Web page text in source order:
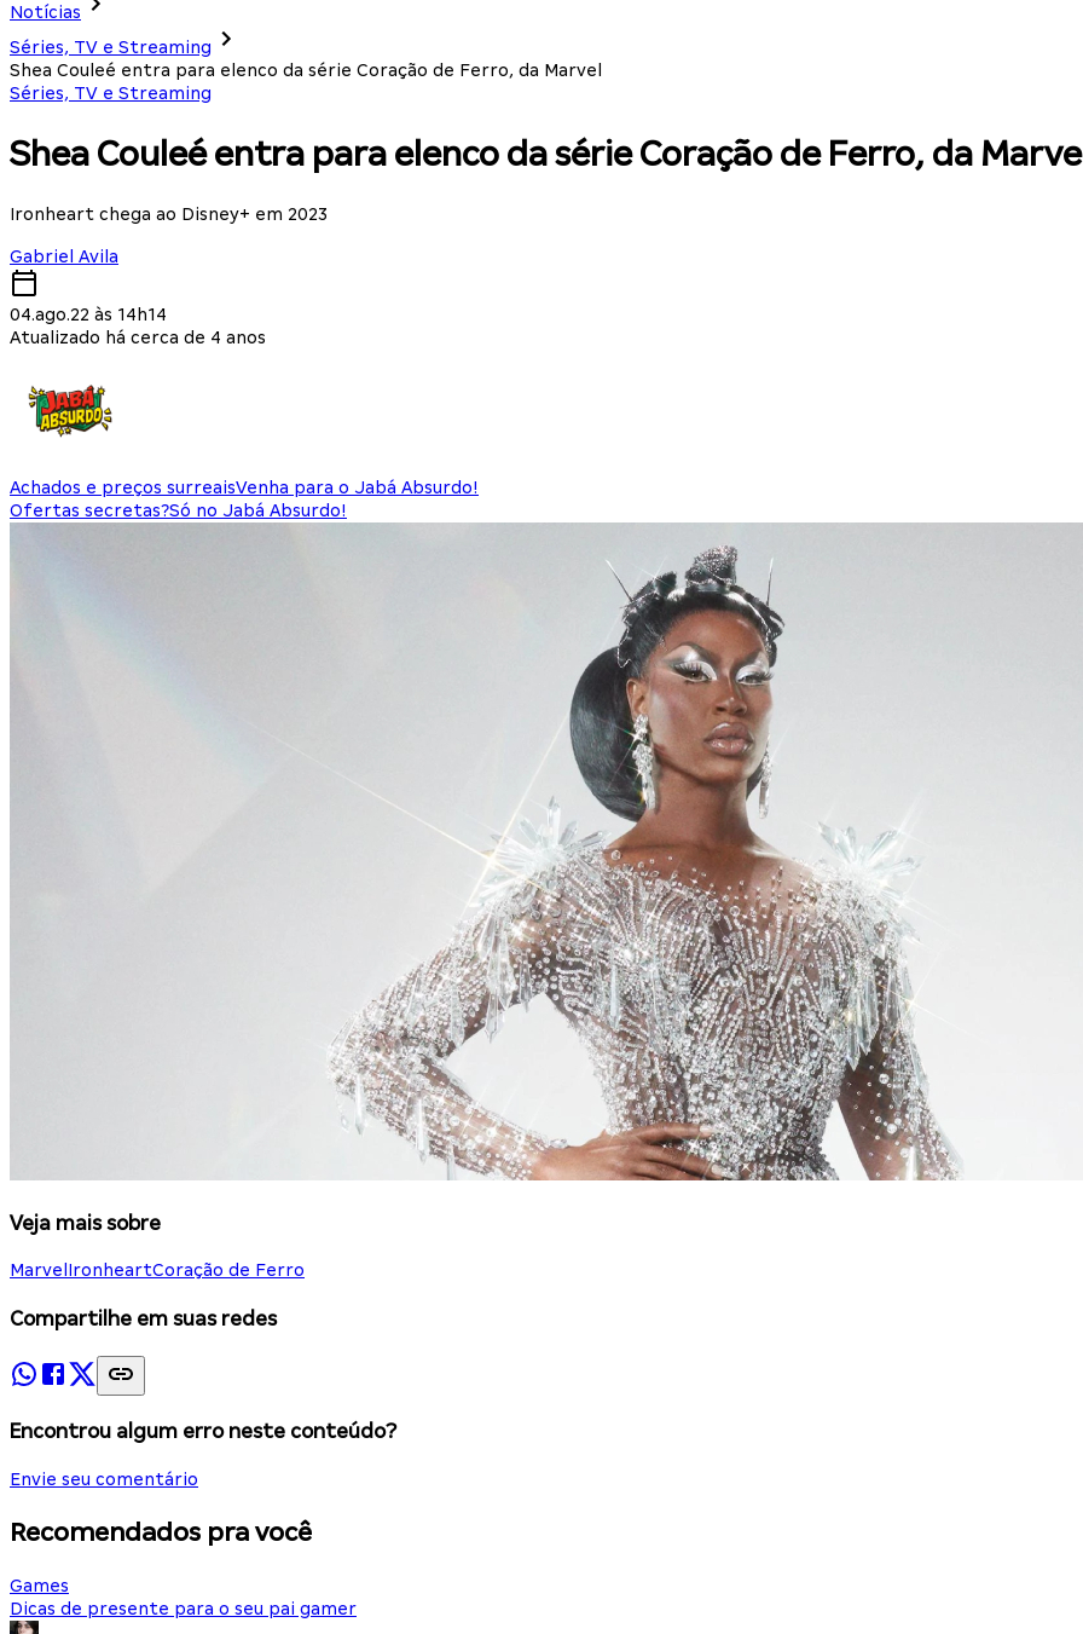
Notícias
Séries, TV e Streaming
Shea Couleé entra para elenco da série Coração de Ferro, da Marvel
Séries, TV e Streaming
Shea Couleé entra para elenco da série Coração de Ferro, da
Ironheart chega ao Disney+ em 2023
Gabriel Avila
04.ago.22 às 14h14
Atualizado há cerca de 4 anos
Achados e preços surreaisVenha para o Jabá Absurdo!
Ofertas secretas?Só no Jabá Absurdo!
Veja mais sobre
Marvel IronheartCoração de Ferro
Compartilhe em suas redes
Encontrou algum erro neste conteúdo?
Envie seu comentário
Recomendados pra você
Games
Dicas de presente para o seu pai gamer